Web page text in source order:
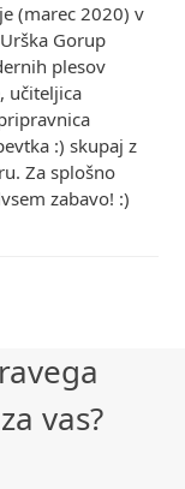
(marec 2020) v
Gorup
plesov
učiteljica
:) skupaj z
Za splošno
zabavo! :)
vas?